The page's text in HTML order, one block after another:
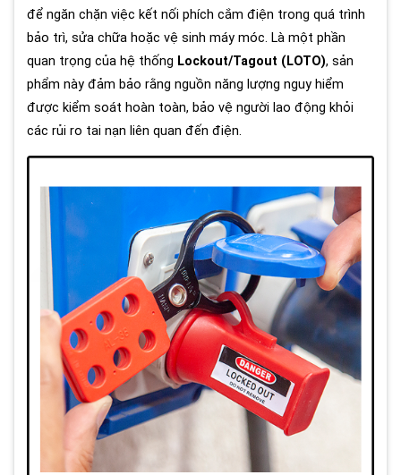
để ngăn chặn việc kết nối phích cắm điện trong quá trình
bảo trì, sửa chữa hoặc vệ sinh máy móc. Là một phần
quan trọng của hệ thống Lockout/Tagout (LOTO), sản
phẩm này đảm bảo rằng nguồn năng lượng nguy hiểm
được kiểm soát hoàn toàn, bảo vệ người lao động khỏi
các rủi ro tai nạn liên quan đến điện.